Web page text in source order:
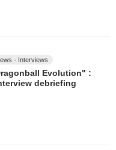
- Interviews
Evolution" :
debriefing